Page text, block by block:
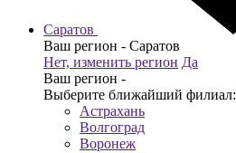
Саратов
Ваш регион - Саратов
Нет, изменить регион Да
Ваш регион -
Выберите ближайший филиал:
Астрахань
Волгоград
Воронеж